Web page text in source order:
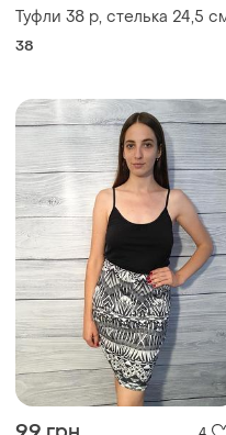
Туфли 38 р, стелька 24,5
38